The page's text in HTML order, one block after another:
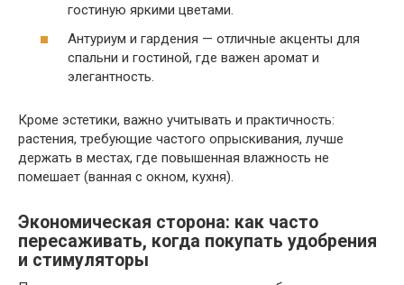
гостиную яркими цветами.
Антуриум и гардения — отличные акценты для
спальни и гостиной, где важен аромат и
элегантность.
Кроме эстетики, важно учитывать и практичность:
растения, требующие частого опрыскивания, лучше
держать в местах, где повышенная влажность не
помешает (ванная с окном, кухня).
Экономическая сторона: как часто
пересаживать, когда покупать удобрения
и стимуляторы